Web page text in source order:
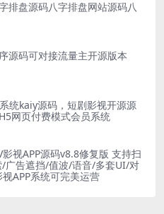
排盘源码八字排盘网站源码八
源码可对接流量主开源版本
统kaiy源码，短剧影视开源源
网页付费模式会员系统
视APP源码v8.8修复版 支持扫
广告遮挡/值波/语音/多套UI/对
APP系统可完美运营